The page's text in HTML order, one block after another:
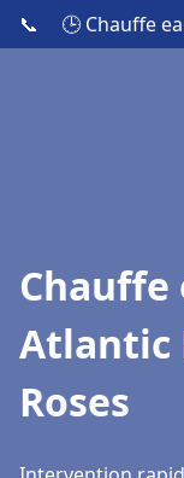
📞 🕒 Chauffe
Chauffe
Atlantic
Roses